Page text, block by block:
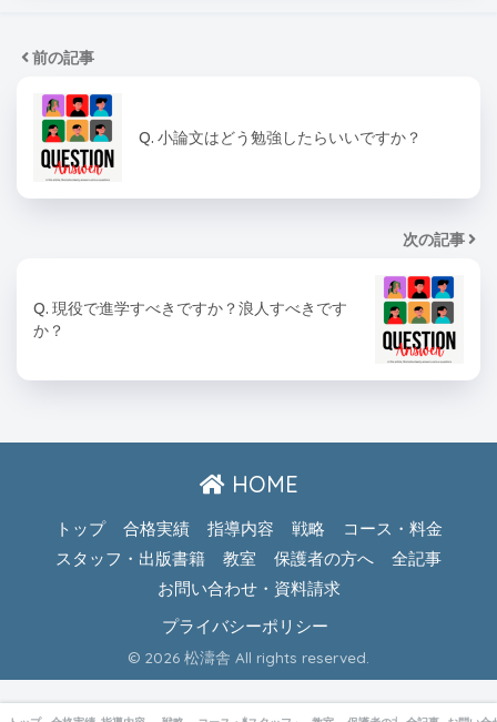
前の記事
Q. 小論文はどう勉強したらいいですか？
次の記事
Q. 現役で進学すべきですか？浪人すべきです
か？
HOME
トップ 合格実績 指導内容 戦略
コース・料金
スタッフ・出版書籍
教室 保護者の方へ
全記事
お問い合わせ・資料請求
プライバシーポリシー
© 2026 松濤舎 All rights reserved.